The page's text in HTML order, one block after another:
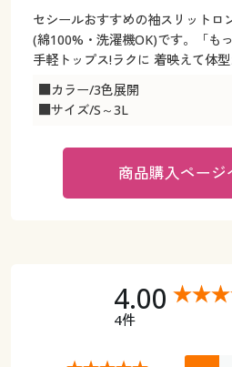
大きいサイズ 事務・制服
デジタルカタログ
カタログ無料プレゼント
カタログ無料プレゼント
会員メニュー
セシールおすすめの袖スリットロ
(綿100%・洗濯機OK)です。「も
手軽トップス!ラクに 着映えて体
■カラー/3色展開
■サイズ/S～3L
商品購入ページ
4.00
4件